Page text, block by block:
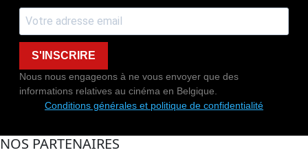
S'INSCRIRE
Nous nous engageons à ne vous envoyer que des
informations relatives au cinéma en Belgique.
Conditions générales et politique de confidentialité
NOS PARTENAIRES